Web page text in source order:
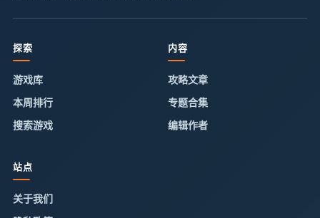
探索
游戏库
本周排行
搜索游戏
内容
攻略文章
专题合集
编辑作者
站点
关于我们